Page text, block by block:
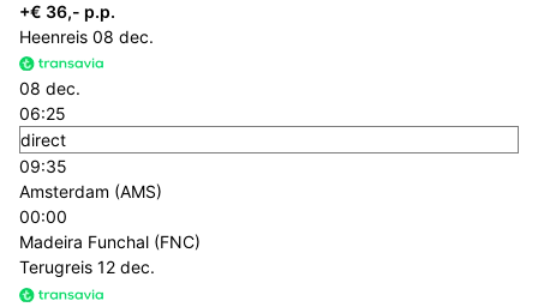
+€ 36,- p.p.
Heenreis 08 dec.
08 dec.
06:25
direct
09:35
Amsterdam (AMS)
00:00
Madeira Funchal (FNC)
Terugreis 12 dec.